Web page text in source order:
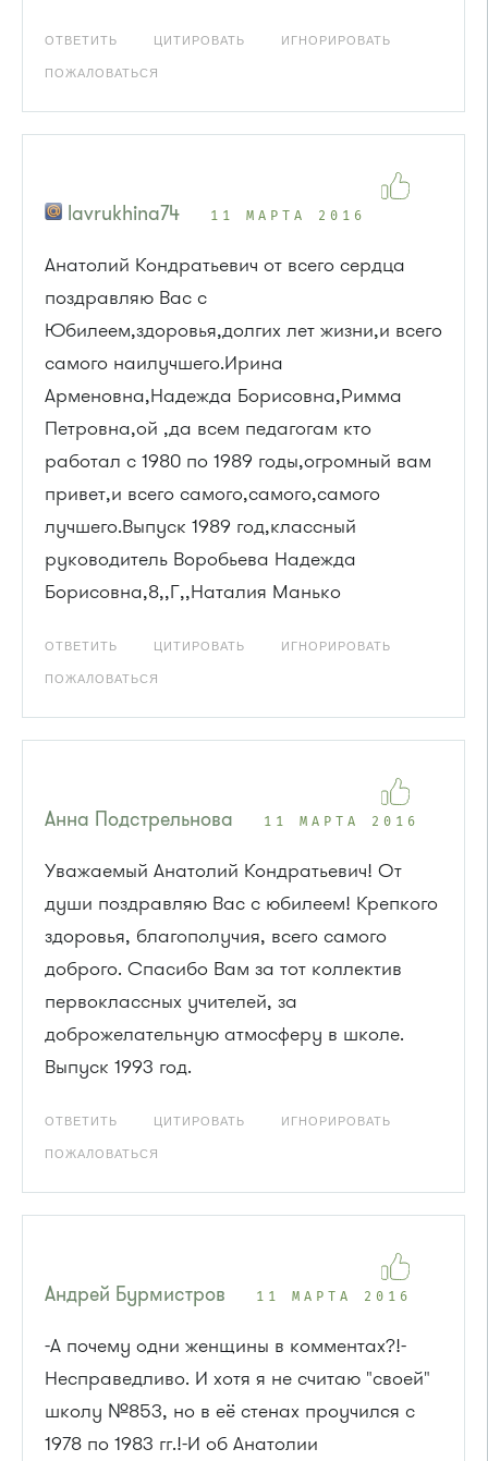
ОТВЕТИТЬ ЦИТИРОВАТЬ ИГНОРИРОВАТЬ
ПОЖАЛОВАТЬСЯ
lavrukhina74 11 МАРТА 2016
Анатолий Кондратьевич от всего сердца
поздравляю Вас с
Юбилеем,здоровья,долгих лет жизни,и всего
самого наилучшего.Ирина
Арменовна,Надежда Борисовна,Римма
Петровна,ой ,да всем педагогам кто
работал с 1980 по 1989 годы,огромный вам
привет,и всего самого,самого,самого
лучшего.Выпуск 1989 год,классный
руководитель Воробьева Надежда
Борисовна,8,,Г,,Наталия Манько
ОТВЕТИТЬ ЦИТИРОВАТЬ ИГНОРИРОВАТЬ
ПОЖАЛОВАТЬСЯ
Анна Подстрельнова 11 МАРТА 2016
Уважаемый Анатолий Кондратьевич! От
души поздравляю Вас с юбилеем! Крепкого
здоровья, благополучия, всего самого
доброго. Спасибо Вам за тот коллектив
первоклассных учителей, за
доброжелательную атмосферу в школе.
Выпуск 1993 год.
ОТВЕТИТЬ ЦИТИРОВАТЬ ИГНОРИРОВАТЬ
ПОЖАЛОВАТЬСЯ
Андрей Бурмистров 11 МАРТА 2016
-А почему одни женщины в комментах?!-
Несправедливо. И хотя я не считаю "своей"
школу №853, но в её стенах проучился с
1978 по 1983 гг.!-И об Анатолии